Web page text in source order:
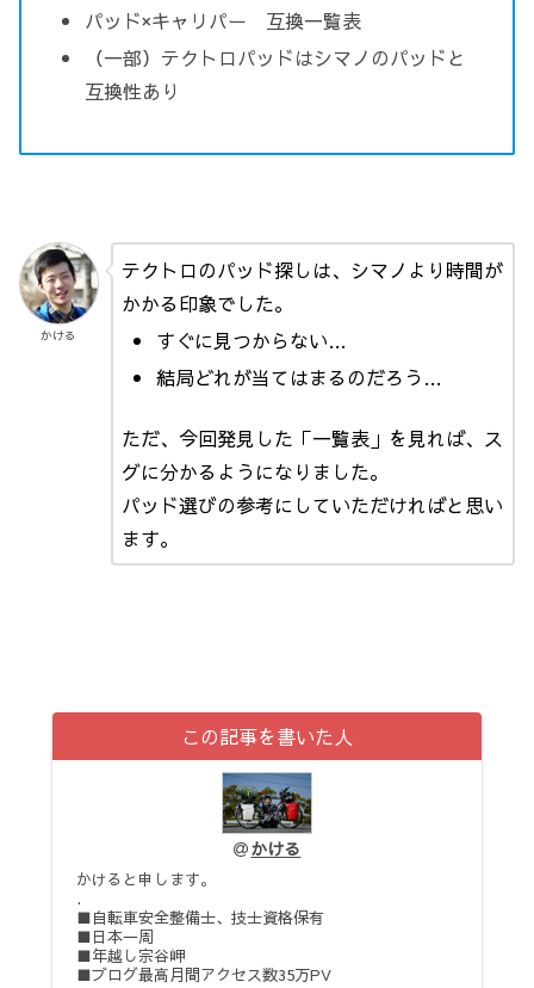
パッド×キャリパー 互換一覧表
（一部）テクトロパッドはシマノのパッドと
互換性あり
かける
テクトロのパッド探しは、シマノより時間が
かかる印象でした。
すぐに見つからない…
結局どれが当てはまるのだろう…
ただ、今回発見した「一覧表」を見れば、ス
グに分かるようになりました。
パッド選びの参考にしていただければと思い
ます。
この記事を書いた人
かける
かけると申します。
.
■自転車安全整備士、技士資格保有
■日本一周
■年越し宗谷岬
■ブログ最高月間アクセス数35万PV